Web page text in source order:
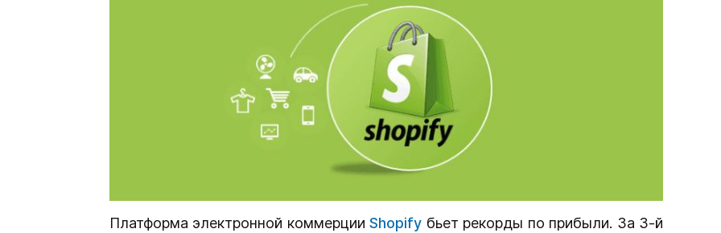
Платформа электронной коммерцииShopify бьет рекорды по прибыли. За 3-й